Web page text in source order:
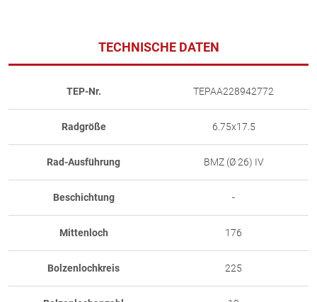
TECHNISCHE DATEN
TEP-Nr. TEPAA228942772
Radgröße 6.75x17.5
Rad-Ausführung BMZ (Ø 26) IV
Beschichtung -
Mittenloch 176
Bolzenlochkreis 225